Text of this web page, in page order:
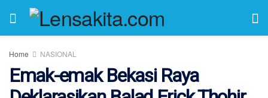
Home NASIONAL
Emak-emak Bekasi Raya